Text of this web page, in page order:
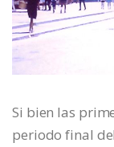
Si bien las
periodo final